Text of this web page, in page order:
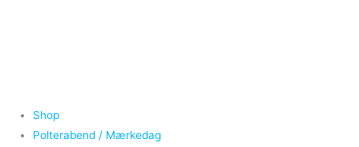
Shop
Polterabend / Mærkedag